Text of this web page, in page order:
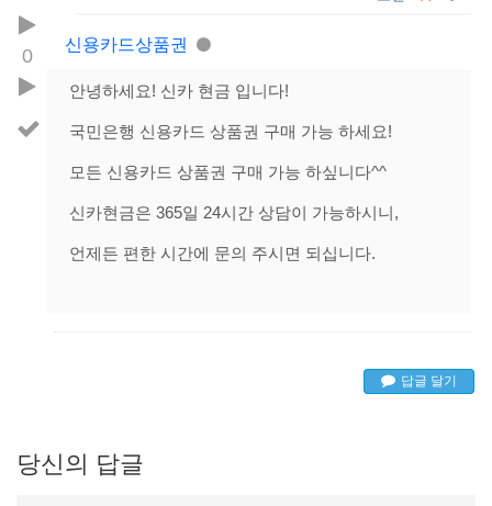
0
신용카드상품권
안녕하세요! 신카 현금 입니다!
국민은행 신용카드 상품권 구매 가능 하세요!
모든 신용카드 상품권 구매 가능 하싶니다^^
신카현금은 365일 24시간 상담이 가능하시니,
언제든 편한 시간에 문의 주시면 되십니다.
답글 달기
당신의 답글